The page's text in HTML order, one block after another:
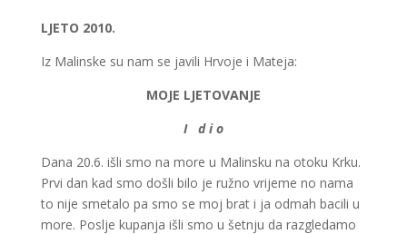
LJETO 2010.
Iz Malinske su nam se javili Hrvoje i Mateja:
MOJE LJETOVANJE
I d i o
Dana 20.6. išli smo na more u Malinsku na otoku Krku.
Prvi dan kad smo došli bilo je ružno vrijeme no nama
to nije smetalo pa smo se moj brat i ja odmah bacili u
more. Poslje kupanja išli smo u šetnju da razgledamo